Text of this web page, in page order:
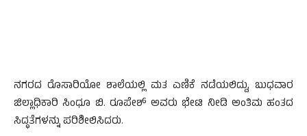
ನಗರದ ರೊಸಾರಿಯೋ ಶಾಲೆಯಲ್ಲಿ ಮತ ಎಣಿಕೆ ನಡೆಯಲಿದ್ದು, ಬುಧವಾರ
ಜಿಲ್ಲಾಧಿಕಾರಿ ಸಿಂಧೂ ಬಿ. ರೂಪೇಶ್ ಅವರು ಭೇಟಿ ನೀಡಿ ಅಂತಿಮ ಹಂತದ
ಸಿದ್ಧತೆಗಳನ್ನು ಪರಿಶೀಲಿಸಿದರು.